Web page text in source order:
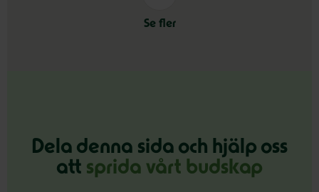
Se fler
Dela denna sida och hjälp oss
att sprida vårt budskap